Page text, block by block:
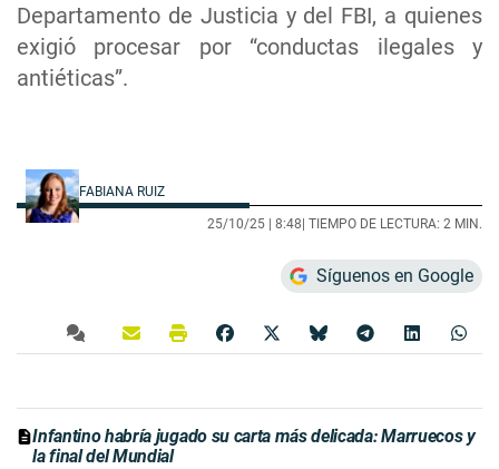
Departamento de Justicia y del FBI, a quienes
exigió procesar por “conductas ilegales y
antiéticas”.
FABIANA RUIZ
25/10/25 | 8:48 | TIEMPO DE LECTURA: 2 MIN.
Síguenos en Google
Infantino habría jugado su carta más delicada: Marruecos y
la final del Mundial